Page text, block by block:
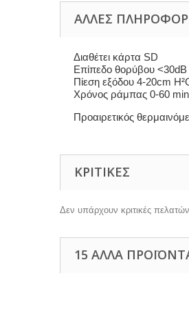
ΆΛΛΕΣ
Διαθέτει κάρτα SD
Επίπεδο θορύβου <30dB
Πίεση εξόδου 4-20cm
Xρόνος ράμπας 0-60
Προαιρετικός
ΚΡΙΤΙΚΈΣ
Δεν υπάρχουν κριτικές
15 ΆΛΛΑ